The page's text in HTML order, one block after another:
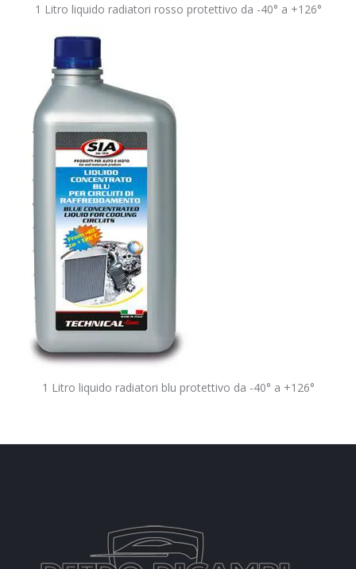
1 Litro liquido radiatori rosso protettivo da -40° a +126°
1 Litro liquido radiatori blu protettivo da -40° a +126°